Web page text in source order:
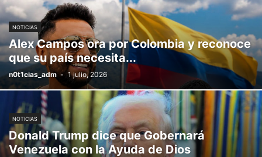
NOTICIAS
Alex Campos ora por Colombia y reconoce
que su país necesita...
n0t1cias_adm - 1 julio, 2026
NOTICIAS
Donald Trump dice que Gobernará
Venezuela con la Ayuda de Dios